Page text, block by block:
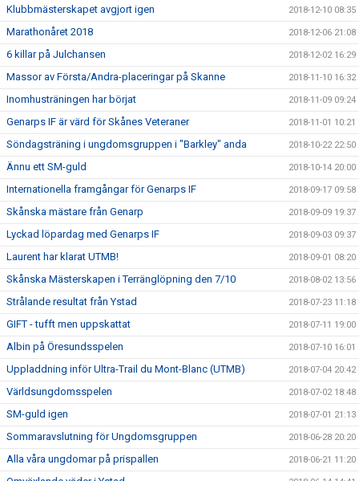
Klubbmästerskapet avgjort igen 2018-12-10 08:35
Marathonåret 2018 2018-12-06 21:08
6 killar på Julchansen 2018-12-02 16:29
Massor av Första/Andra-placeringar på Skanne 2018-11-10 16:32
Inomhusträningen har börjat 2018-11-09 09:24
Genarps IF är värd för Skånes Veteraner 2018-11-01 10:21
Söndagsträning i ungdomsgruppen i "Barkley" anda 2018-10-22 22:50
Ännu ett SM-guld 2018-10-14 20:00
Internationella framgångar för Genarps IF 2018-09-17 09:58
Skånska mästare från Genarp 2018-09-09 19:37
Lyckad löpardag med Genarps IF 2018-09-03 09:37
Laurent har klarat UTMB! 2018-09-01 08:20
Skånska Mästerskapen i Terränglöpning den 7/10 2018-08-02 13:56
Strålande resultat från Ystad 2018-07-23 11:18
GIFT - tufft men uppskattat 2018-07-11 19:00
Albin på Öresundsspelen 2018-07-10 16:01
Uppladdning inför Ultra-Trail du Mont-Blanc (UTMB) 2018-07-04 20:42
Världsungdomsspelen 2018-07-02 18:48
SM-guld igen 2018-07-01 21:13
Sommaravslutning för Ungdomsgruppen 2018-06-28 20:20
Alla våra ungdomar på prispallen 2018-06-21 11:20